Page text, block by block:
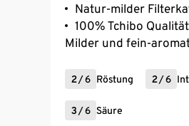
Natur-milder
100% Tchibo Qualität
Milder und fein-
2 /6 Röstung 2 /6
3 /6 Säure